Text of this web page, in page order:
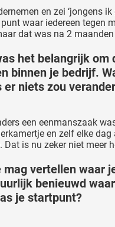
en zei ‘jongens ik
waar iedereen tegen
dat was na 2
het belangrijk om
binnen je bedrijf.
er niets zou
een eenmanszaak
en zelf elke dag
Dat is nu zeker niet meer
mag vertellen waar
benieuwd
je startpunt?